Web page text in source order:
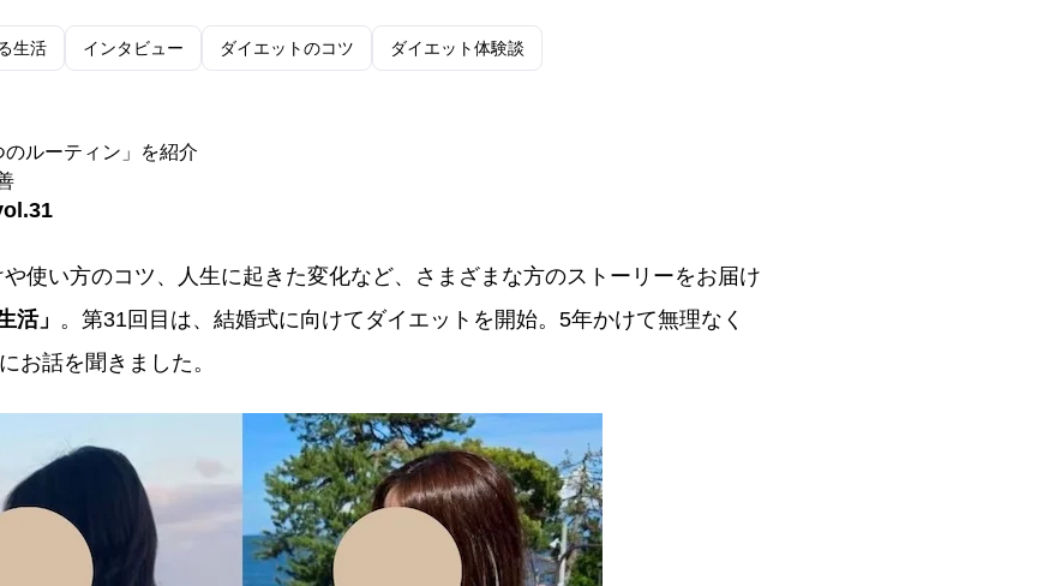
生活 インタビュー ダイエットのコツ ダイエット体験談
ルーティン」を紹介
使い方のコツ、人生に起きた変化など、さまざまな方のストーリーをお届け
活」 。第31回目は、結婚式に向けてダイエットを開始。5年かけて無理なく
お話を聞きました。